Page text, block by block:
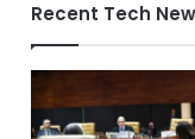
Recent Tech